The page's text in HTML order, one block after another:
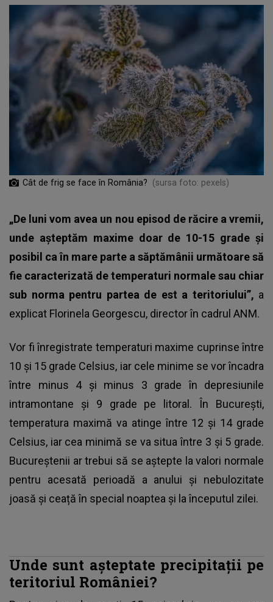
Cât de frig se face în România? (sursa foto: pexels)
„De luni vom avea un nou episod de răcire a vremii,
unde așteptăm maxime doar de 10-15 grade și
posibil ca în mare parte a săptămânii următoare să
fie caracterizată de temperaturi normale sau chiar
sub norma pentru partea de est a teritoriului”, a
explicat Florinela Georgescu, director în cadrul ANM.
Vor fi înregistrate temperaturi maxime cuprinse între
10 și 15 grade Celsius, iar cele minime se vor încadra
între minus 4 și minus 3 grade în depresiunile
intramontane și 9 grade pe litoral. În București,
temperatura maximă va atinge între 12 și 14 grade
Celsius, iar cea minimă se va situa între 3 și 5 grade.
Bucureștenii ar trebui să se aștepte la valori normale
pentru acesată perioadă a anului și nebulozitate
joasă și ceață în special noaptea și la începutul zilei.
Unde sunt așteptate precipitații pe
teritoriul României?